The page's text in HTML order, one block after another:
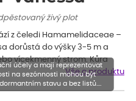
živý plot
z čeledi Hamamelidaceae –
dorůstá do výšky 3-5 m a
vícekmenný strom. Kůra
Vše o produktu
účely a mají reprezentovat
na sezónnosti mohou být
stavu a bez listů.
níže, než je uvedená výška,